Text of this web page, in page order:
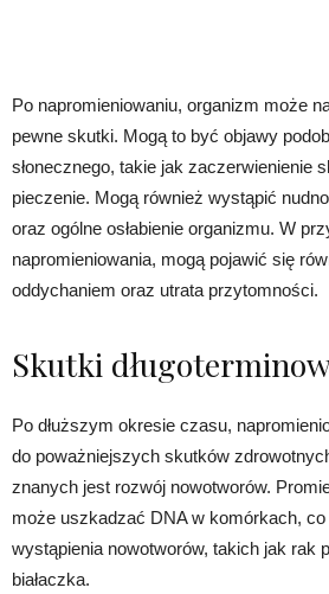
Po napromieniowaniu, organizm może
pewne skutki. Mogą to być objawy
słonecznego, takie jak zaczerwienienie
pieczenie. Mogą również wystąpić
oraz ogólne osłabienie organizmu. W
napromieniowania, mogą pojawić się
oddychaniem oraz utrata przytomności.
Skutki
Po dłuższym okresie czasu,
do poważniejszych skutków
znanych jest rozwój nowotworów.
może uszkadzać DNA w komórkach,
wystąpienia nowotworów, takich jak rak
białaczka.